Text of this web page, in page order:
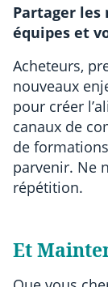
Partager les
équipes et
Acheteurs,
nouveaux
pour créer
canaux de
de
parvenir. Ne
répétition.
Et